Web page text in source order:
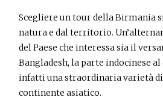
Scegliere un tour della Birmania
natura e dal territorio.
del Paese che interessa sia il
Bangladesh, la parte indocinese
infatti una straordinaria varietà di
continente asiatico.